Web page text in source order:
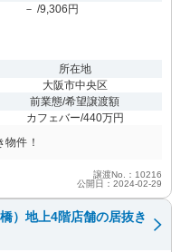
－ /9,306円
所在地
大阪市中央区
前業態/希望譲渡額
カフェバー/440万円
件！
譲渡No.：10216
公開日：2024-02-29
）地上4階店舗の居抜き